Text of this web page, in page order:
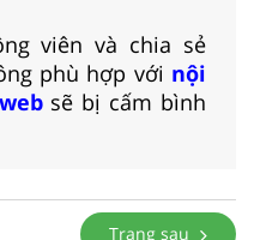
viên và chia sẻ
phù hợp với nội
sẽ bị cấm bình
Trang sau